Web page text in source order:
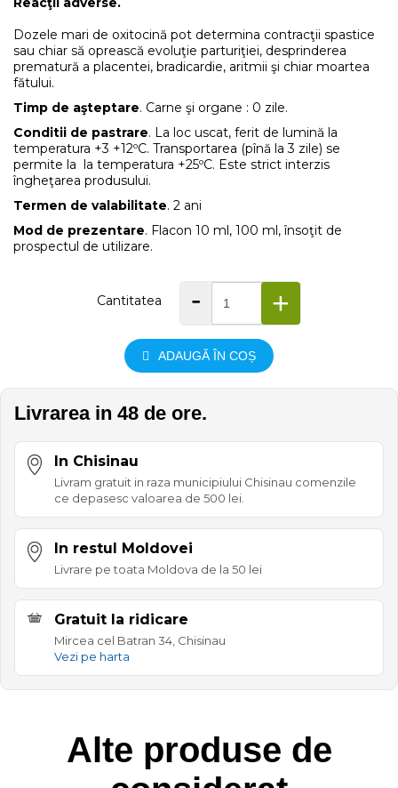
Dozele mari de oxitocină pot determina contracţii spastice
sau chiar să oprească evoluţie parturiţiei, desprinderea
prematură a placentei, bradicardie, aritmii şi chiar moartea
fătului.
Timp de aşteptare. Carne şi organe : 0 zile.
Conditii de pastrare. La loc uscat, ferit de lumină la
temperatura +3 +12ºC. Transportarea (pînă la 3 zile) se
permite la la temperatura +25ºC. Este strict interzis
îngheţarea produsului.
Termen de valabilitate. 2 ani
Mod de prezentare. Flacon 10 ml, 100 ml, însoţit de
prospectul de utilizare.
Cantitatea - +
ADAUGĂ ÎN COȘ
Livrarea in 48 de ore.
In Chisinau
Livram gratuit in raza municipiului Chisinau comenzile
ce depasesc valoarea de 500 lei.
In restul Moldovei
Livrare pe toata Moldova de la 50 lei
Gratuit la ridicare
Mircea cel Batran 34, Chisinau
Vezi pe harta
Alte produse de